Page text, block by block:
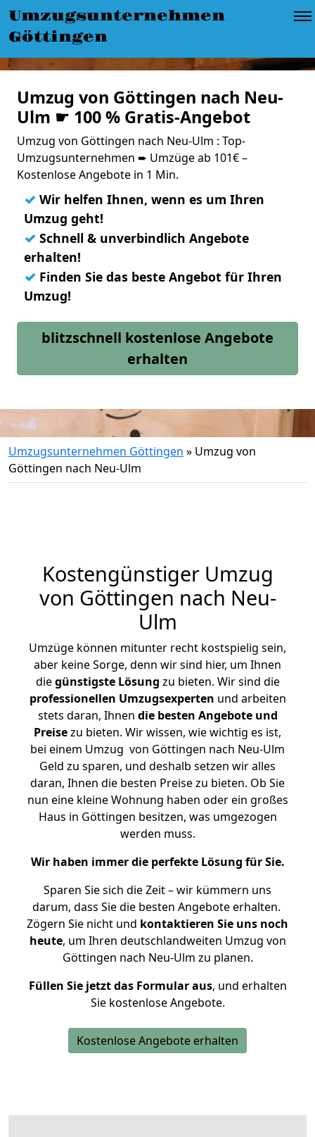
Umzugsunternehmen
Göttingen
Umzug von Göttingen nach Neu-
Ulm ☛ 100 % Gratis-Angebot
Umzug von Göttingen nach Neu-Ulm : Top-
Umzugsunternehmen ➨ Umzüge ab 101€ –
Kostenlose Angebote in 1 Min.
✓ Wir helfen Ihnen, wenn es um Ihren
Umzug geht!
✓ Schnell & unverbindlich Angebote
erhalten!
✓ Finden Sie das beste Angebot für Ihren
Umzug!
blitzschnell kostenlose Angebote
erhalten
Umzugsunternehmen Göttingen » Umzug von
Göttingen nach Neu-Ulm
Kostengünstiger Umzug
von Göttingen nach Neu-
Ulm
Umzüge können mitunter recht kostspielig sein,
aber keine Sorge, denn wir sind hier, um Ihnen
diegünstigste Lösung zu bieten. Wir sind die
professionellen Umzugsexperten und arbeiten
stets daran, Ihnen die besten Angebote und
Preisezu bieten. Wir wissen, wie wichtig es ist,
bei einem Umzug von Göttingen nach Neu-Ulm
Geld zu sparen, und deshalb setzen wir alles
daran, Ihnen die besten Preise zu bieten. Ob Sie
nun eine kleine Wohnung haben oder ein großes
Haus in Göttingen besitzen, was umgezogen
werden muss.
Wir haben immer die perfekte Lösung für Sie.
Sparen Sie sich die Zeit – wir kümmern uns
darum, dass Sie die besten Angebote erhalten.
Zögern Sie nicht und kontaktieren Sie uns noch
heute, um Ihren deutschlandweiten Umzug von
Göttingen nach Neu-Ulm zu planen.
Füllen Sie jetzt das Formular aus, und erhalten
Sie kostenlose Angebote.
Kostenlose Angebote erhalten